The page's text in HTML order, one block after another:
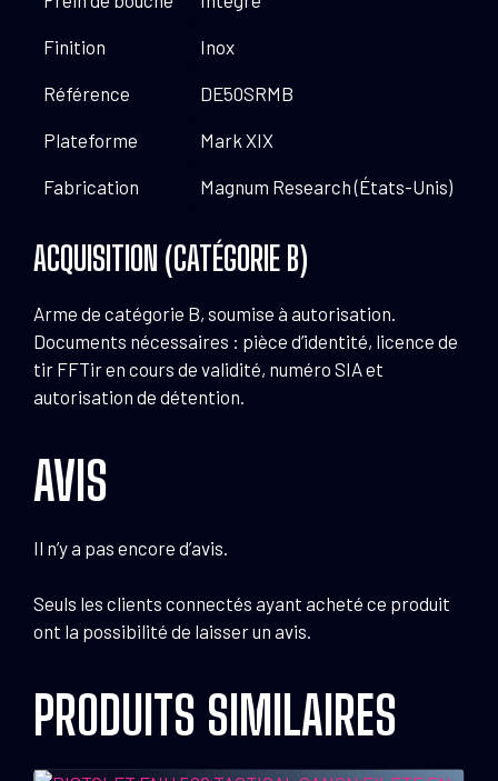
Finition Inox
Référence DE50SRMB
Plateforme Mark XIX
Fabrication Magnum Research (États-Unis)
ACQUISITION (CATÉGORIE B)
Arme de catégorie B, soumise à autorisation.
Documents nécessaires : pièce d’identité, licence de
tir FFTir en cours de validité, numéro SIA et
autorisation de détention.
AVIS
Il n’y a pas encore d’avis.
Seuls les clients connectés ayant acheté ce produit
ont la possibilité de laisser un avis.
PRODUITS SIMILAIRES